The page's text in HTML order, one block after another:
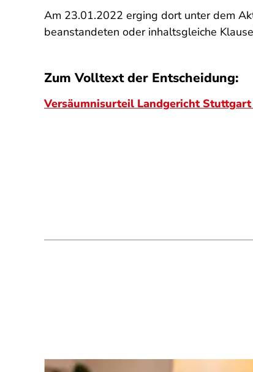
Am 23.01.2022 erging dort unter dem
beanstandeten oder inhaltsgleiche
Zum Volltext der Entscheidung:
Versäumnisurteil Landgericht